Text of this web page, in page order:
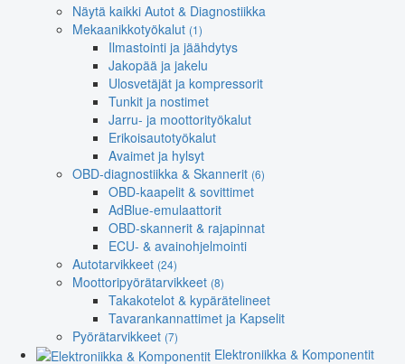
Näytä kaikki Autot & Diagnostiikka
Mekaanikkotyökalut (1)
Ilmastointi ja jäähdytys
Jakopää ja jakelu
Ulosvetäjät ja kompressorit
Tunkit ja nostimet
Jarru- ja moottorityökalut
Erikoisautotyökalut
Avaimet ja hylsyt
OBD-diagnostiikka & Skannerit (6)
OBD-kaapelit & sovittimet
AdBlue-emulaattorit
OBD-skannerit & rajapinnat
ECU- & avainohjelmointi
Autotarvikkeet (24)
Moottoripyörätarvikkeet (8)
Takakotelot & kypärätelineet
Tavarankannattimet ja Kapselit
Pyörätarvikkeet (7)
Elektroniikka & Komponentit